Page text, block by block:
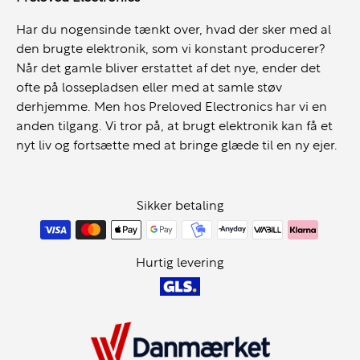
Moderne tilslutning og fleksibelt setup
T14s Gen 2 understøtter moderne arbejdspladser og
fleksible setups:
USB-C / Thunderbolt
Wi-Fi og stabil netværksforbindelse
Understøtter flere eksterne skærme
Kontor og administration
Hjemmearbejde og hybridarbejde
Har du nogensinde tænkt over, hvad der sker med al
den brugte elektronik, som vi konstant producerer?
Når det gamle bliver erstattet af det nye, ender det
ofte på lossepladsen eller med at samle støv
derhjemme. Men hos Preloved Electronics har vi en
anden tilgang. Vi tror på, at brugt elektronik kan få et
nyt liv og fortsætte med at bringe glæde til en ny ejer.
Sikker betaling
Hurtig levering